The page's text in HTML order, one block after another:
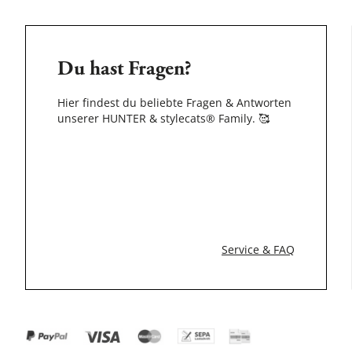
Du hast Fragen?
Hier findest du beliebte Fragen & Antworten
unserer HUNTER & stylecats® Family. 🥰
Service & FAQ